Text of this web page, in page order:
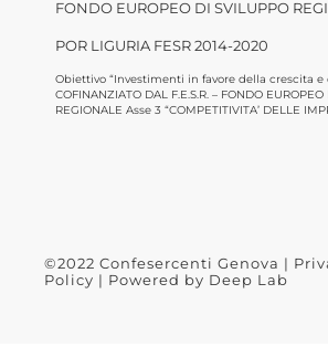
FONDO EUROPEO DI SVILUPPO
POR LIGURIA FESR 2014-2020
Obiettivo “Investimenti in favore della crescita e
COFINANZIATO DAL F.E.S.R. – FONDO
REGIONALE Asse 3 “COMPETITIVITA’ DELLE
©2022 Confesercenti Genova |
Policy | Powered by Deep Lab